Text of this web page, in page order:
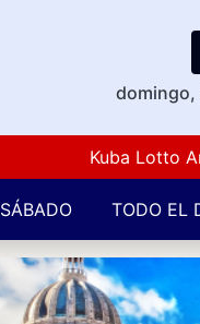
Kuba Lotto Are
SÁBADO TODO EL